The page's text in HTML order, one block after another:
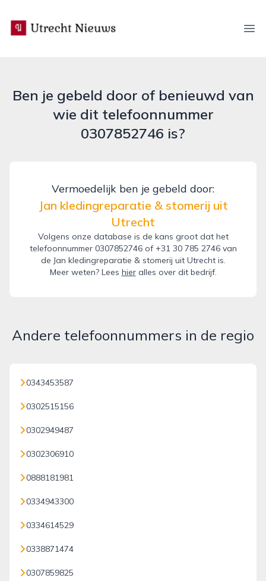
utrecht-nieuws.nl
Ben je gebeld door of benieuwd van
wie dit telefoonnummer
0307852746 is?
Vermoedelijk ben je gebeld door:
Jan kledingreparatie & stomerij uit
Utrecht
Volgens onze database is de kans groot dat het
telefoonnummer 0307852746 of +31 30 785 2746 van
de Jan kledingreparatie & stomerij uit Utrecht is.
Meer weten? Lees hieralles over dit bedrijf.
Andere telefoonnummers in de regio
0343453587
0302515156
0302949487
0302306910
0888181981
0334943300
0334614529
0338871474
0307859825